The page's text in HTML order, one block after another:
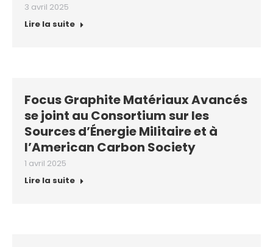
3 avril 2025
Lire la suite
Focus Graphite Matériaux Avancés
se joint au Consortium sur les
Sources d’Énergie Militaire et à
l’American Carbon Society
1 avril 2025
Lire la suite